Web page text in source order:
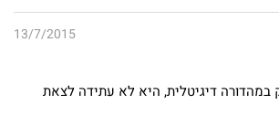
13/7/2015
במהדורה דיגיטלית, היא לא עתידה לצאת